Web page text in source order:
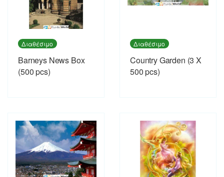
Διαθέσιμο
Barneys News Box
(500 pcs)
Διαθέσιμο
Country Garden (3 X
500 pcs)